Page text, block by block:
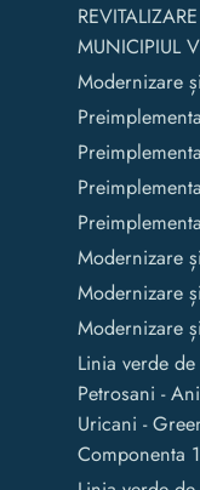
MUNICIPIUL
Modernizare
Modernizare
Modernizare
Modernizare
Linia verde
Petrosani -
Uricani -
Componenta